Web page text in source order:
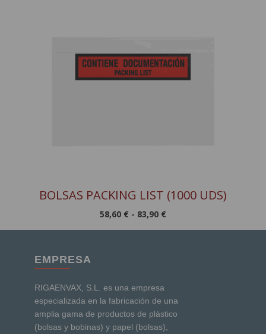
hasta
23,20 €
BOLSAS PACKING LIST (1000 UDS)
58,60 € - 83,90 €
EMPRESA
RIGAENVAX, S.L. es una empresa
especializada en la fabricación de una
amplia gama de productos de plástico
(bolsas y bobinas) y papel (bolsas),